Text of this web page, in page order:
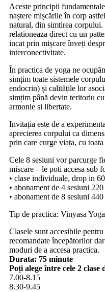
Aceste principii
naștere mișcările în corp
natural, din simtirea corpului.
relationeaza direct cu un
incat prin mișcare înveți
interconectivitate.
În practica de yoga ne
simțim toate sistemele
endocrin) și calitățile lor
simțim până devin teritoriu
armonie si libertate.
Invitația este de a
aprecierea corpului ca
prin care curge viața, cu
Cele 8 sesiuni vor parcurge
miscare – le poti accesa sub
• clase individuale, drop in
• abonament de 4 sesiuni
• abonament de 8 sesiuni
Tip de practica: Vinyasa
Clasele sunt accesibile
recomandate începătorilor
moduri de a accesa practica.
Durata: 75 minute
Poți alege între cele 2 clase
7.00-8.15
8.30-9.45